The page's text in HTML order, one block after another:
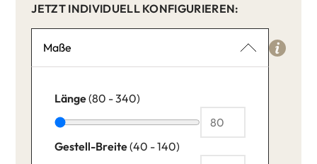
JETZT INDIVIDUELL KONFIGURIEREN:
Maße
Länge(80 - 340)
Gestell-Breite(40 - 140)